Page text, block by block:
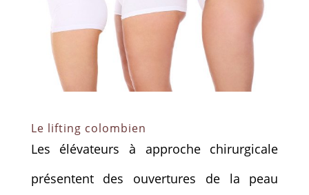
Le lifting colombien
Les élévateurs à approche chirurgicale
présentent des ouvertures de la peau